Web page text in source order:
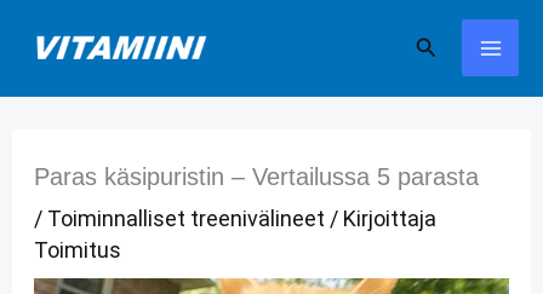
sisältöön
Hae
Paras käsipuristin – Vertailussa 5 parasta
/ Toiminnalliset treenivälineet / Kirjoittaja
Toimitus